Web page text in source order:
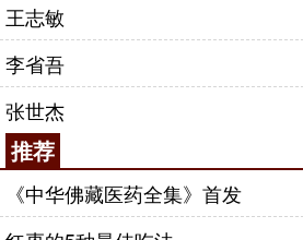
王志敏
李省吾
张世杰
推荐
《中华佛藏医药全集》首发